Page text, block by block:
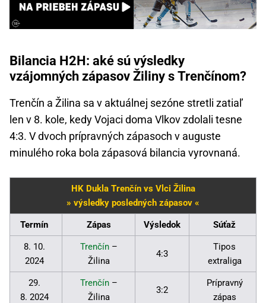
Bilancia H2H: aké sú výsledky
vzájomných zápasov Žiliny s Trenčínom?
Trenčín a Žilina sa v aktuálnej sezóne stretli zatiaľ
len v 8. kole, kedy Vojaci doma Vlkov zdolali tesne
4:3. V dvoch prípravných zápasoch v auguste
minulého roka bola zápasová bilancia vyrovnaná.
HK Dukla Trenčín vs Vlci Žilina
» výsledky posledných zápasov «
Termín Zápas Výsledok Súťaž
8. 10.
2024
Trenčín–
Žilina
4:3
Tipos
extraliga
29.
8. 2024
Trenčín–
Žilina
3:2
Prípravný
zápas